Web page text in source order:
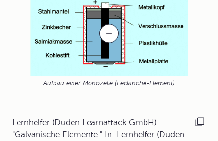
Aufbau einer Monozelle (Leclanché-Element)
Lernhelfer (Duden Learnattack GmbH):
"Galvanische Elemente." In: Lernhelfer (Duden